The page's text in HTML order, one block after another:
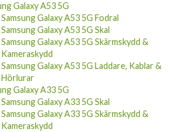
Galaxy A53 5G
Samsung Galaxy A53 5G Fodral
Samsung Galaxy A53 5G Skal
Samsung Galaxy A53 5G Skärmskydd &
Kameraskydd
Samsung Galaxy A53 5G Laddare, Kablar &
Hörlurar
Galaxy A33 5G
Samsung Galaxy A33 5G Skal
Samsung Galaxy A33 5G Skärmskydd &
Kameraskydd